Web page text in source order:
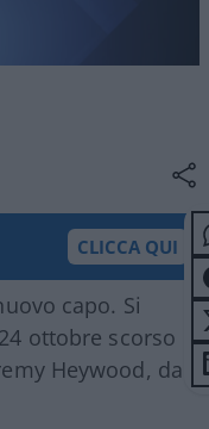
CLICCA QUI
capo. Si
ottobre scorso
Heywood, da